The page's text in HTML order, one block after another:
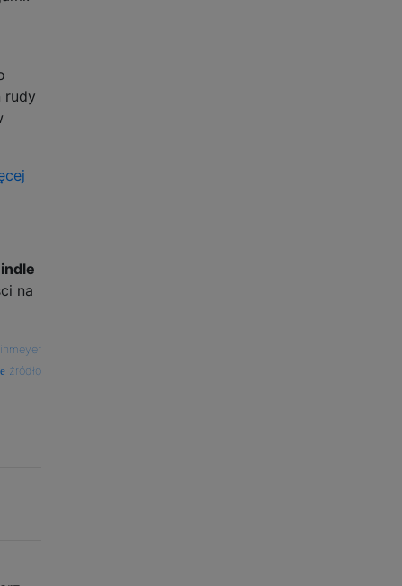
rudy
na
źródło